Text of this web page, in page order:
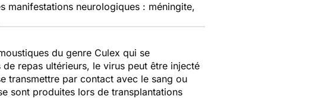
manifestations neurologiques : méningite,
du genre Culex qui se
repas ultérieurs, le virus peut être injecté
transmettre par contact avec le sang ou
sont produites lors de transplantations